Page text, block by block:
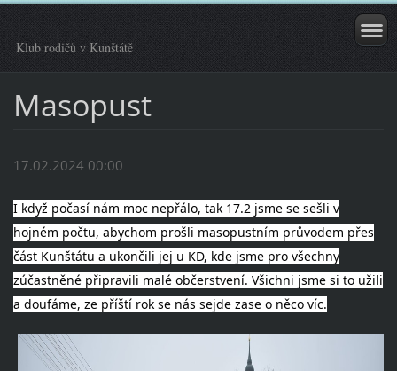
Klub rodičů v Kunštátě
Masopust
17.02.2024 00:00
I když počasí nám moc nepřálo, tak 17.2 jsme se sešli v
hojném počtu, abychom prošli masopustním průvodem přes
část Kunštátu a ukončili jej u KD, kde jsme pro všechny
zúčastněné připravili malé občerstvení. Všichni jsme si to užili
a doufáme, ze příští rok se nás sejde zase o něco víc.